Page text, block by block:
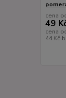
cena
49
cena
44 Kč